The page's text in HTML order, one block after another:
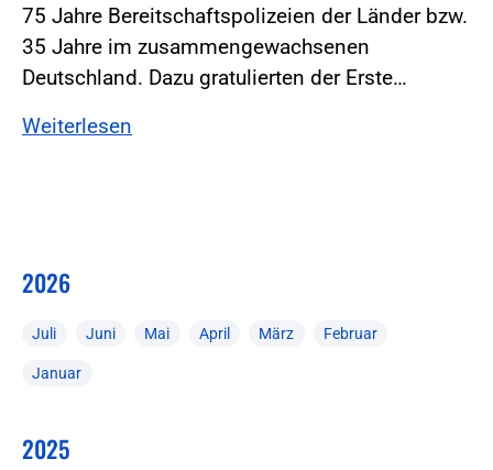
75 Jahre Bereitschaftspolizeien der Länder bzw.
35 Jahre im zusammengewachsenen
Deutschland. Dazu gratulierten der Erste…
Weiterlesen
2026
Juli Juni Mai April März Februar
Januar
2025